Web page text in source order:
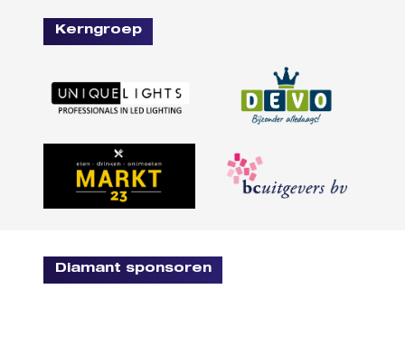
Kerngroep
Diamant sponsoren